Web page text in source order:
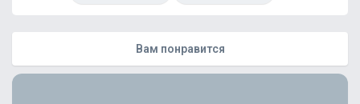
Вам понравится